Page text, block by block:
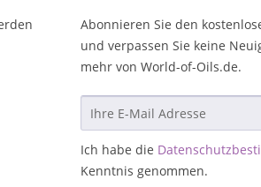
Abonnieren Sie den
und verpassen Sie keine
mehr von World-of-Oils.de.
Ich habe die
Kenntnis genommen.